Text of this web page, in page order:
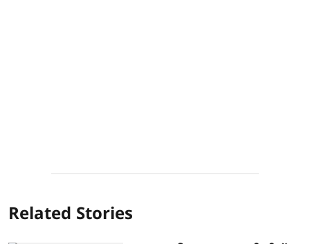
Related Stories